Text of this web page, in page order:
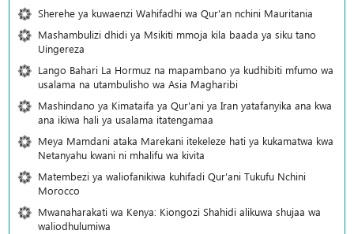
Sherehe ya kuwaenzi Wahifadhi wa Qur'an nchini Mauritania
Mashambulizi dhidi ya Msikiti mmoja kila baada ya siku tano
Uingereza
Lango Bahari La Hormuz na mapambano ya kudhibiti mfumo wa
usalama na utambulisho wa Asia Magharibi
Mashindano ya Kimataifa ya Qur'ani ya Iran yatafanyika ana kwa
ana ikiwa hali ya usalama itatengamaa
Meya Mamdani ataka Marekani itekeleze hati ya kukamatwa kwa
Netanyahu kwani ni mhalifu wa kivita
Matembezi ya waliofanikiwa kuhifadi Qur'ani Tukufu Nchini
Morocco
Mwanaharakati wa Kenya: Kiongozi Shahidi alikuwa shujaa wa
waliodhulumiwa